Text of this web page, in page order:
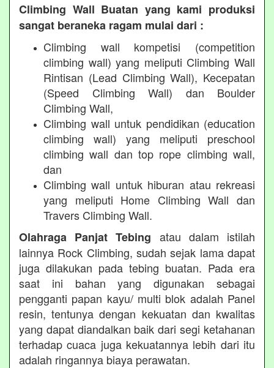
Climbing Wall Buatan yang kami produksi
sangat beraneka ragam mulai dari :
Climbing wall kompetisi (competition
climbing wall) yang meliputi Climbing Wall
Rintisan (Lead Climbing Wall), Kecepatan
(Speed Climbing Wall) dan Boulder
Climbing Wall,
Climbing wall untuk pendidikan (education
climbing wall) yang meliputi preschool
climbing wall dan top rope climbing wall,
dan
Climbing wall untuk hiburan atau rekreasi
yang meliputi Home Climbing Wall dan
Travers Climbing Wall.
Olahraga Panjat Tebing atau dalam istilah
lainnya Rock Climbing, sudah sejak lama dapat
juga dilakukan pada tebing buatan. Pada era
saat ini bahan yang digunakan sebagai
pengganti papan kayu/ multi blok adalah Panel
resin, tentunya dengan kekuatan dan kwalitas
yang dapat diandalkan baik dari segi ketahanan
terhadap cuaca juga kekuatannya lebih dari itu
adalah ringannya biaya perawatan.